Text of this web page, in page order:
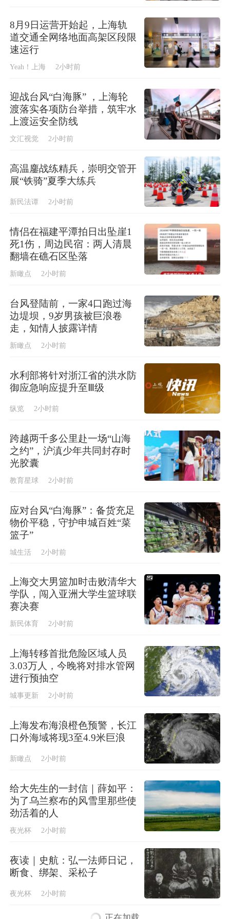
8月9日运营开始起，上海轨
道交通全网络地面高架区段限
速运行
Yeah！上海 2小时前
迎战台风“白海豚” ，上海轮
渡落实各项防台举措，筑牢水
上渡运安全防线
文汇视觉 2小时前
高温鏖战练精兵，崇明交管开
展“铁骑”夏季大练兵
新民法谭 2小时前
情侣在福建平潭拍日出坠崖1
死1伤，周边民宿：两人清晨
翻墙在礁石区坠落
新瞰点 2小时前
台风登陆前，一家4口跑过海
边堤坝，9岁男孩被巨浪卷
走，知情人披露详情
新瞰点 2小时前
水利部将针对浙江省的洪水防
御应急响应提升至Ⅲ级
纵览 2小时前
跨越两千多公里赴一场“山海
之约”，沪滇少年共同封存时
光胶囊
教育星球 2小时前
应对台风“白海豚”：备货充足
物价平稳，守护申城百姓“菜
篮子”
城生活 2小时前
上海交大男篮加时击败清华大
学队，闯入亚洲大学生篮球联
赛决赛
新民体育 2小时前
上海转移首批危险区域人员
3.03万人，今晚将对排水管网
进行预抽空
城事更新 2小时前
上海发布海浪橙色预警，长江
口外海域将现3至4.9米巨浪
新瞰点 2小时前
给大先生的一封信｜薛如平：
为了乌兰察布的风雪里那些使
劲活着的人
夜光杯 2小时前
夜读｜史航：弘一法师日记，
断食、绑架、采松子
夜光杯 2小时前